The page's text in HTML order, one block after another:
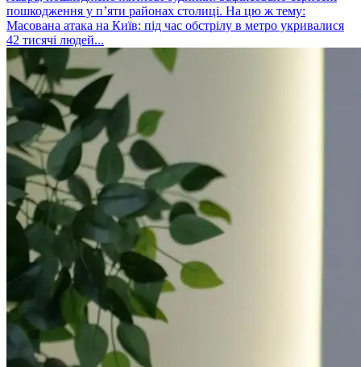
пошкодження у п’яти районах столиці. На цю ж тему:
Масована атака на Київ: під час обстрілу в метро укривалися
42 тисячі людей...